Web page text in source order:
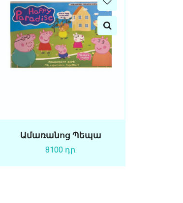
Ամառանոց Պեպա
8100 դր.